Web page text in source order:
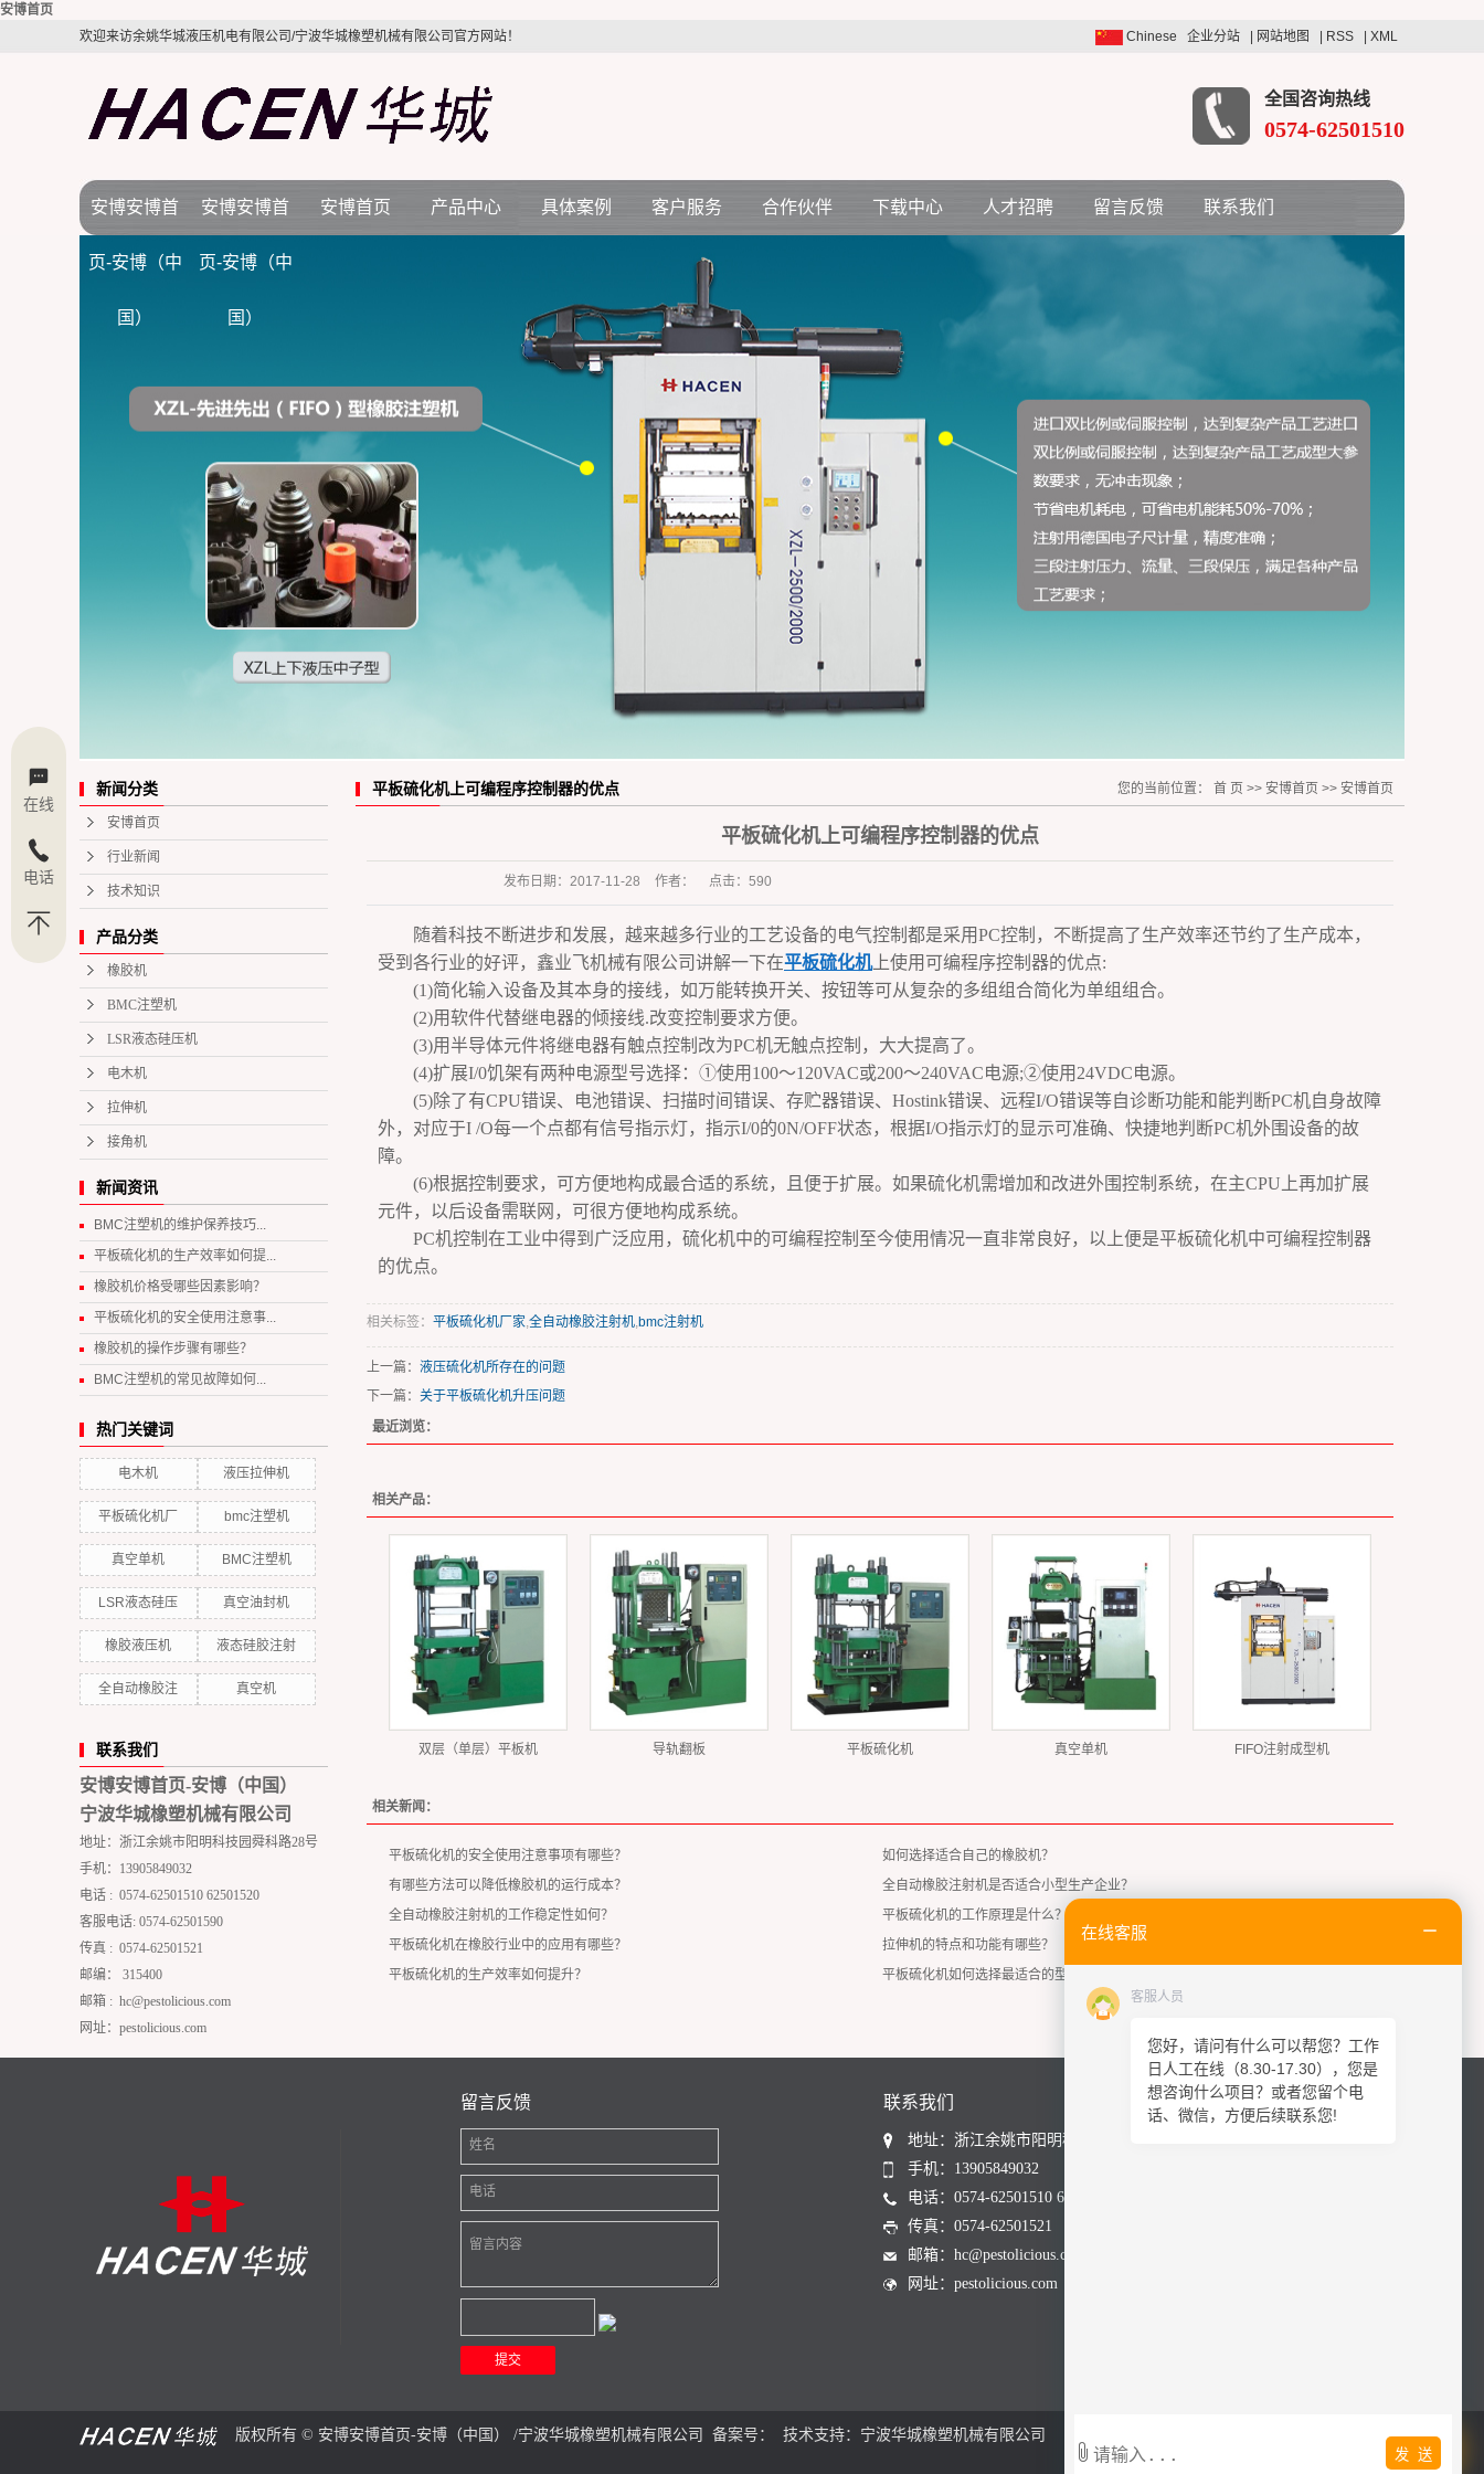
安博首页
欢迎来访余姚华城液压机电有限公司/宁波华城橡塑机械有限公司官方网站！
Chinese 企业分站 网站地图 RSS XML
全国咨询热线
0574-62501510
安博安博首
页-安博（中
国）
安博安博首
页-安博（中
国）
公司简介
安博首页 产品中心
拉伸机
具体案例
电力配件行业
空调电机行业
各种减震件行业
橡胶杂件行业
客户服务
客户服务
合作伙伴 下载中心 人才招聘 留言反馈 联系我们
新闻分类
安博首页
行业新闻
技术知识
产品分类
橡胶机
BMC注塑机
LSR液态硅压机
电木机
拉伸机
接角机
新闻资讯
BMC注塑机的维护保养技巧...
平板硫化机的生产效率如何提...
橡胶机价格受哪些因素影响？
平板硫化机的安全使用注意事...
橡胶机的操作步骤有哪些？
BMC注塑机的常见故障如何...
热门关键词
电木机 液压拉伸机
平板硫化机厂 bmc注塑机
真空单机 BMC注塑机
LSR液态硅压 真空油封机
橡胶液压机 液态硅胶注射
全自动橡胶注 真空机
联系我们
安博安博首页-安博（中国）
宁波华城橡塑机械有限公司
地址：浙江余姚市阳明科技园舜科路28号
手机：13905849032
电话 : 0574-62501510 62501520
客服电话: 0574-62501590
传真 : 0574-62501521
邮编： 315400
邮箱 : hc@pestolicious.com
网址：pestolicious.com
平板硫化机上可编程序控制器的优点 您的当前位置： 首 页 >> 安博首页 >> 安博首页
平板硫化机上可编程序控制器的优点
发布日期： 2017-11-28 作者： 点击： 590
随着科技不断进步和发展，越来越多行业的工艺设备的电气控制都是采用PC控制，不断提高了生产效率还节约了生产成本，
受到各行业的好评，鑫业飞机械有限公司讲解一下在平板硫化机上使用可编程序控制器的优点:
(1)简化输入设备及其本身的接线，如万能转换开关、按钮等可从复杂的多组组合简化为单组组合。
(2)用软件代替继电器的倾接线.改变控制要求方便。
(3)用半导体元件将继电器有触点控制改为PC机无触点控制，大大提高了。
(4)扩展I/0饥架有两种电源型号选择：①使用100～120VAC或200～240VAC电源;②使用24VDC电源。
(5)除了有CPU错误、电池错误、扫描时间错误、存贮器错误、Hostink错误、远程I/O错误等自诊断功能和能判断PC机自身故障
外，对应于I /O每一个点都有信号指示灯，指示I/0的0N/OFF状态，根据I/O指示灯的显示可准确、快捷地判断PC机外围设备的故
障。
(6)根据控制要求，可方便地构成最合适的系统，且便于扩展。如果硫化机需增加和改进外围控制系统，在主CPU上再加扩展
元件，以后设备需联网，可很方便地构成系统。
PC机控制在工业中得到广泛应用，硫化机中的可编程控制至今使用情况一直非常良好，以上便是平板硫化机中可编程控制器
的优点。
相关标签： 平板硫化机厂家,全自动橡胶注射机,bmc注射机
上一篇： 液压硫化机所存在的问题
下一篇： 关于平板硫化机升压问题
最近浏览：
相关产品：
双层（单层）平板机 导轨翻板 平板硫化机 真空单机 FIFO注射成型机
相关新闻：
平板硫化机的安全使用注意事项有哪些？
如何选择适合自己的橡胶机？
有哪些方法可以降低橡胶机的运行成本？
全自动橡胶注射机是否适合小型生产企业？
全自动橡胶注射机的工作稳定性如何？
平板硫化机的工作原理是什么？
平板硫化机在橡胶行业中的应用有哪些？
拉伸机的特点和功能有哪些？
平板硫化机的生产效率如何提升？
平板硫化机如何选择最适合的型号？
留言反馈
姓名
电话
留言内容
联系我们
地址：浙江余姚市阳明科技园舜科路28号
手机：13905849032
电话：0574-62501510 62501590
传真：0574-62501521
邮箱：hc@pestolicious.com
网址：pestolicious.com
版权所有 © 安博安博首页-安博（中国） /宁波华城橡塑机械有限公司 备案号： 技术支持： 宁波华城橡塑机械有限公司
在线
电话
在线客服
客服人员
您好，请问有什么可以帮您？工作
日人工在线（8.30-17.30），您是
想咨询什么项目？或者您留个电
话、微信，方便后续联系您!
发 送